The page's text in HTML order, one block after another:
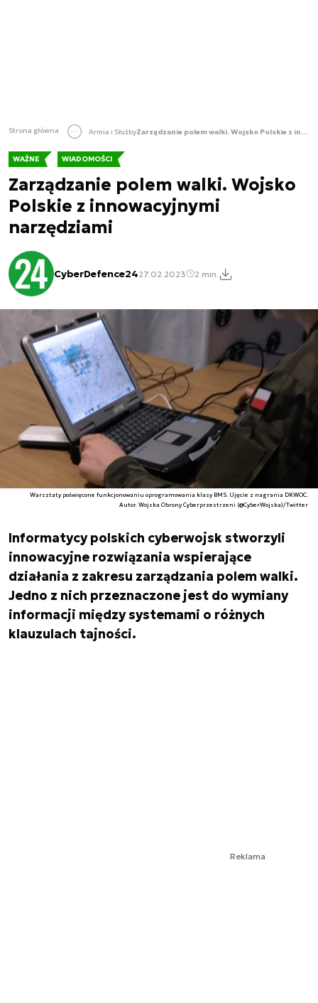
Strona główna Armia i Służby Zarządzanie polem walki. Wojsko Polskie z innowacyjnymi narzędziami
WAŻNE WIADOMOŚCI
Zarządzanie polem walki. Wojsko
Polskie z innowacyjnymi
narzędziami
CyberDefence2427.02.2023 2 min.
Warsztaty poświęcone funkcjonowaniu oprogramowania klasy BMS. Ujęcie z nagrania DKWOC.
Autor. Wojska Obrony Cyberprzestrzeni (@CyberWojska)/Twitter
Informatycy polskich cyberwojsk stworzyli
innowacyjne rozwiązania wspierające
działania z zakresu zarządzania polem walki.
Jedno z nich przeznaczone jest do wymiany
informacji między systemami o różnych
klauzulach tajności.
Reklama